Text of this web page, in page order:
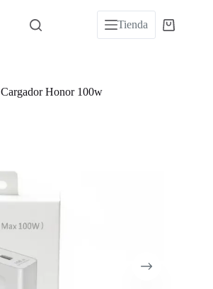
Tienda
Carro
Cargador Honor 100w